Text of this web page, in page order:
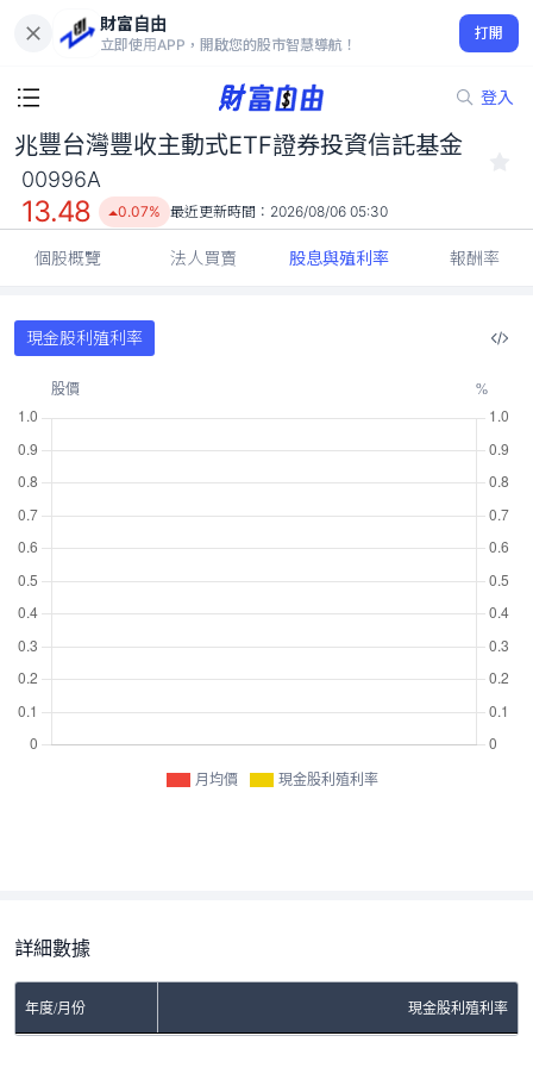
財富自由
立即使用APP，開啟您的股市智慧導航！
打開
登入
兆豐台灣豐收主動式ETF證券投資信託基金 00996A
13.48
0.07%
兆豐台灣豐收主動式ETF證券投資信託基金
00996A
13.48 0.07% 最近更新時間： 2026/08/06 05:30
個股概覽 法人買賣 股息與殖利率 報酬率
現金股利殖利率
月均價 現金股利殖利率
詳細數據
年度/月份 現金股利殖利率